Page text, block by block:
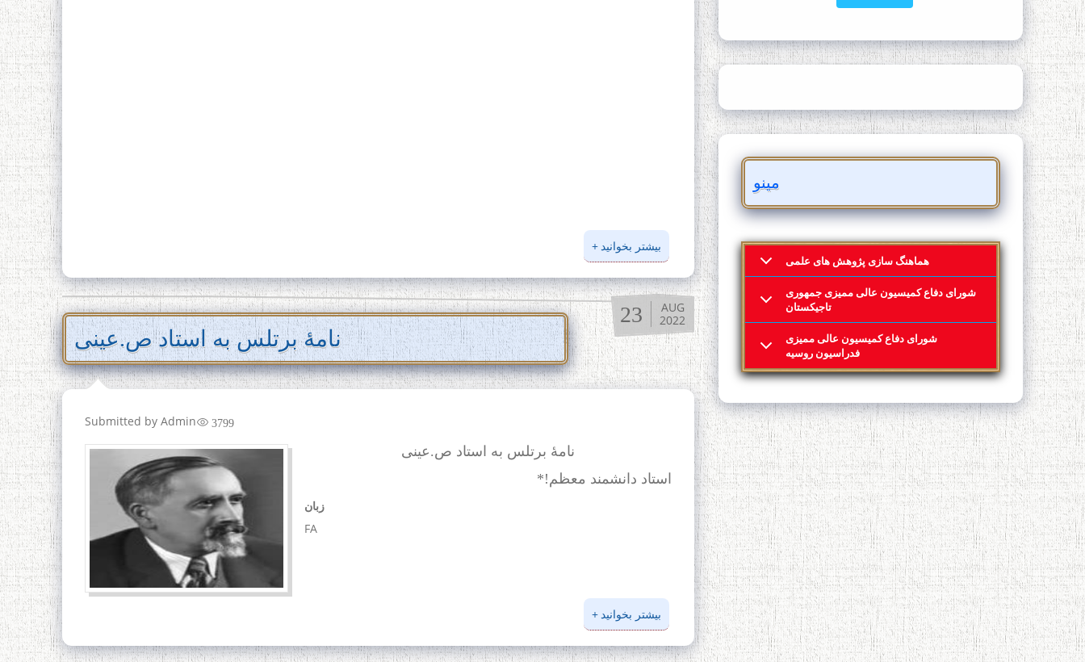
بیشتر بخوانید
АМИТ
23
AUG
2022
نامۀ برتلس به استاد ص.عینی
Submitted by Admin 3799
نامۀ برتلس به استاد ص.عینی
استاد دانشمند معظم!*
زبان
FA
بیشتر بخوانید درباره نامۀ برتلس به استاد ص.عینی
مینو
هماهنگ سازی پژوهش های علمی
شورای دفاع کمیسیون عالی ممیزی جمهوری
تاجیکستان
شورای دفاع کمیسیون عالی ممیزی
فدراسیون روسیه